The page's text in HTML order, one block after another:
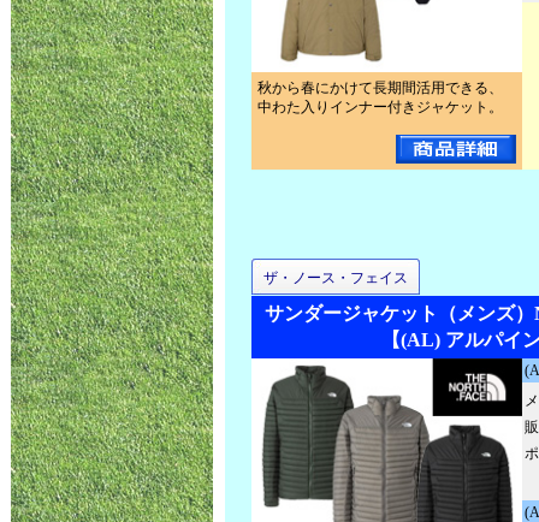
秋から春にかけて長期間活用できる、
中わた入りインナー付きジャケット。
ザ・ノース・フェイス
サンダージャケット（メンズ
【(AL) アルパイ